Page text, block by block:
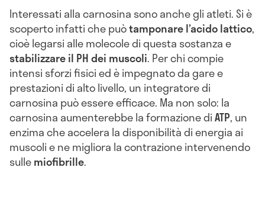
Interessati alla carnosina sono anche gli atleti. Si è
scoperto infatti che puòtamponare l’acido lattico,
cioè legarsi alle molecole di questa sostanza e
stabilizzare il PH dei muscoli. Per chi compie
intensi sforzi fisici ed è impegnato da gare e
prestazioni di alto livello, un integratore di
carnosina può essere efficace. Ma non solo: la
carnosina aumenterebbe la formazione diATP, un
enzima che accelera la disponibilità di energia ai
muscoli e ne migliora la contrazione intervenendo
sullemiofibrille.